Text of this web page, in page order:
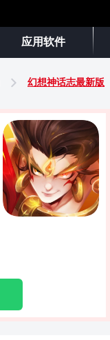
应用软件
幻想神话志最新版